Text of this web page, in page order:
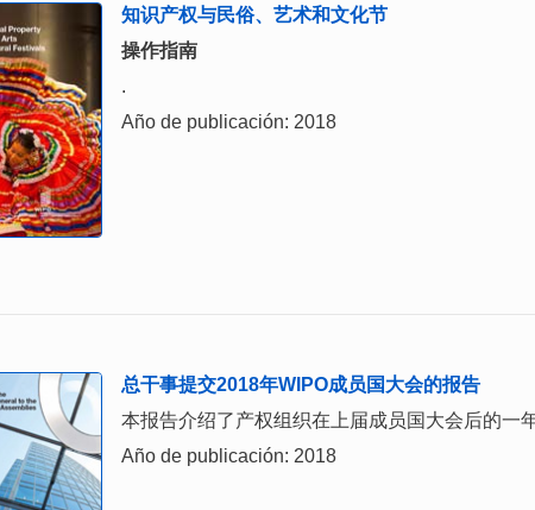
知识产权与民俗、艺术和文化节
操作指南
.
Año de publicación: 2018
总干事提交2018年WIPO成员国大会的报告
本报告介绍了产权组织在上届成员国大会后的一
Año de publicación: 2018